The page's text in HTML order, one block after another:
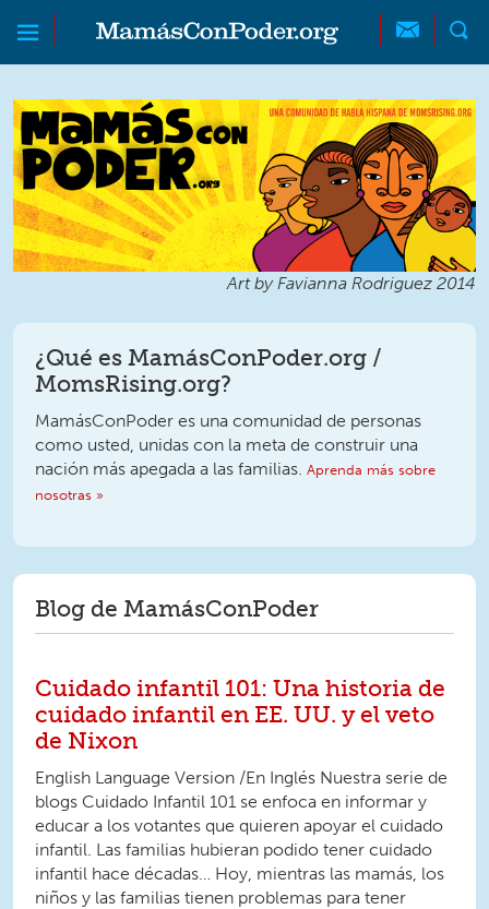
Skip to main content
Skip to main content
MamásConPoder
Art by Favianna Rodriguez 2014
¿Qué es MamásConPoder.org /
MomsRising.org?
MamásConPoder es una comunidad de personas
como usted, unidas con la meta de construir una
nación más apegada a las familias. Aprenda más sobre
nosotras »
Blog de MamásConPoder
Cuidado infantil 101: Una historia de
cuidado infantil en EE. UU. y el veto
de Nixon
English Language Version /En Inglés Nuestra serie de
blogs Cuidado Infantil 101 se enfoca en informar y
educar a los votantes que quieren apoyar el cuidado
infantil. Las familias hubieran podido tener cuidado
infantil hace décadas… Hoy, mientras las mamás, los
niños y las familias tienen problemas para tener